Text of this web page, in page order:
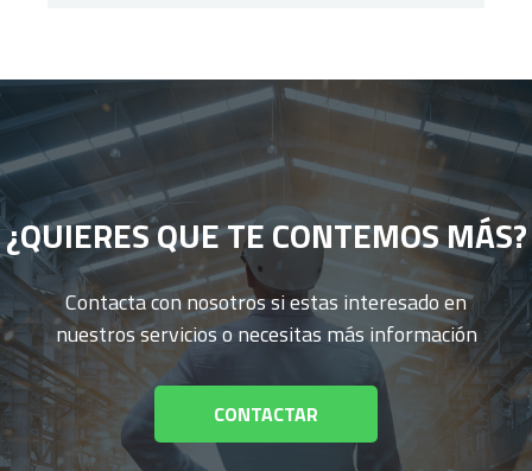
¿QUIERES QUE TE CONTEMOS MÁS?
Contacta con nosotros si estas interesado en
nuestros servicios o necesitas más información
CONTACTAR